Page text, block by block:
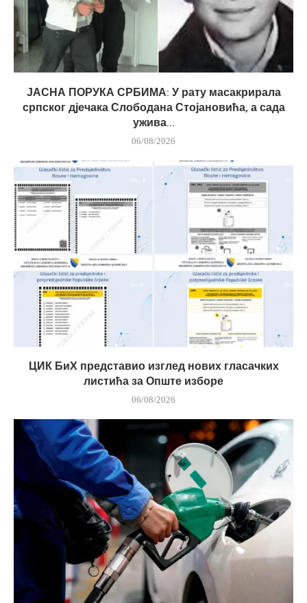
ЈАСНА ПОРУКА СРБИМА: У рату масакрирала
српског дјечака Слободана Стојановића, а сада
ужива...
06/08/2026
ЦИК БиХ представио изглед нових гласачких
листића за Опште изборе
06/08/2026